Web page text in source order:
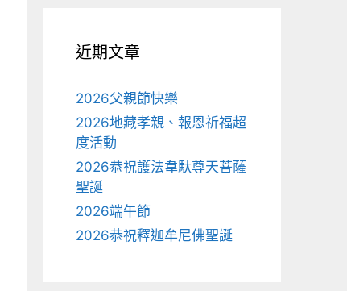
近期文章
2026父親節快樂
2026地藏孝親、報恩祈福超
度活動
2026恭祝護法韋馱尊天菩薩
聖誕
2026端午節
2026恭祝釋迦牟尼佛聖誕